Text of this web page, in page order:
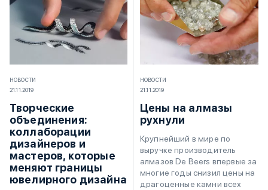
НОВОСТИ
21.11.2019
Творческие
объединения:
коллаборации
дизайнеров и
мастеров, которые
меняют границы
ювелирного дизайна
НОВОСТИ
21.11.2019
Цены на алмазы
рухнули
Крупнейший в мире по
выручке производитель
алмазов De Beers впервые за
многие годы снизил цены на
драгоценные камни всех